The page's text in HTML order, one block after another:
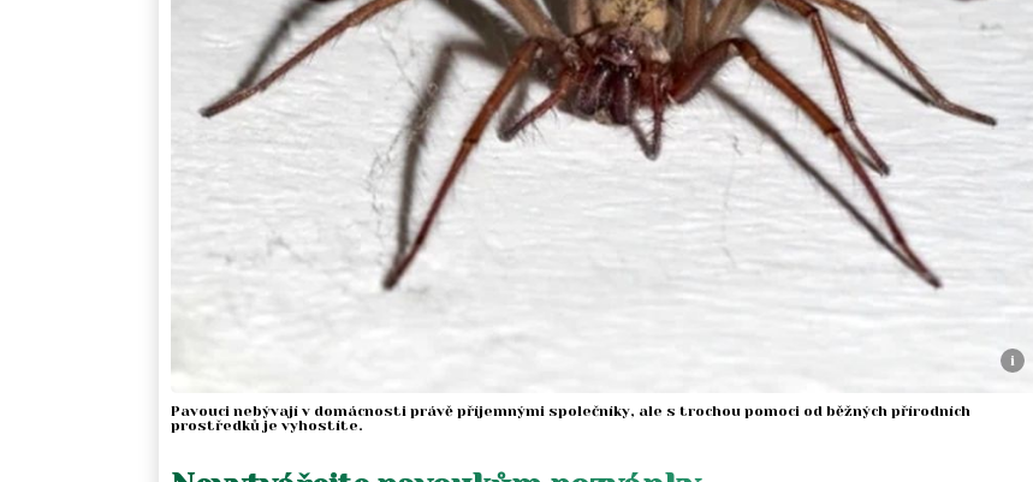
i
Pavouci nebývají v domácnosti právě příjemnými společníky, ale s trochou pomoci od běžných přírodních
prostředků je vyhostíte.